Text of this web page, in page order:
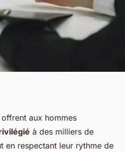
: optimisez
en ligne
aux hommes
à des milliers de
en respectant leur rythme de